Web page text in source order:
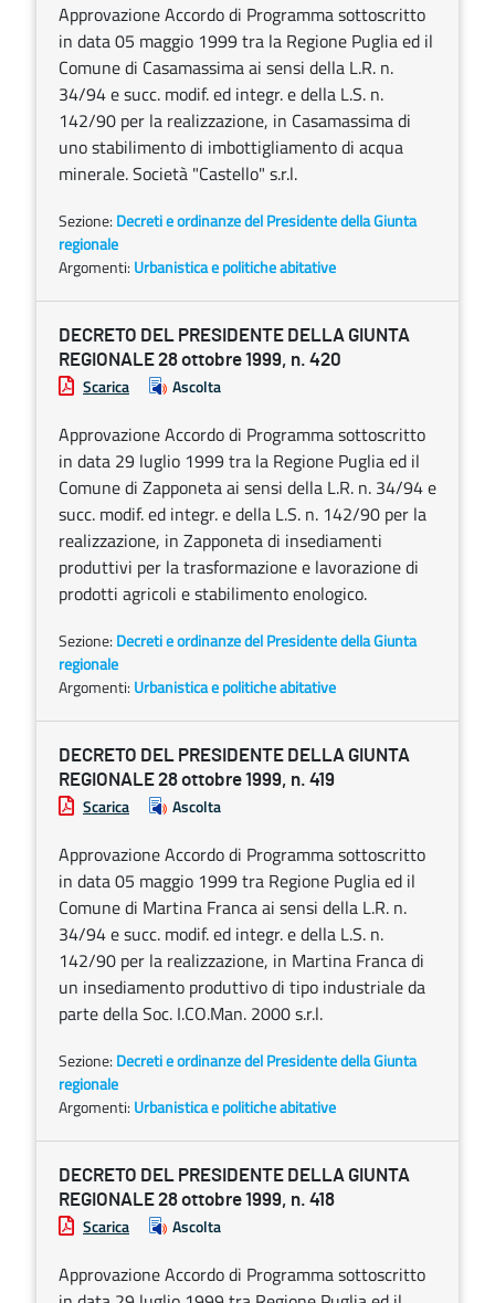
Approvazione Accordo di Programma sottoscritto
in data 05 maggio 1999 tra la Regione Puglia ed il
Comune di Casamassima ai sensi della L.R. n.
34/94 e succ. modif. ed integr. e della L.S. n.
142/90 per la realizzazione, in Casamassima di
uno stabilimento di imbottigliamento di acqua
minerale. Società "Castello" s.r.l.
Sezione: Decreti e ordinanze del Presidente della Giunta
regionale
Argomenti: Urbanistica e politiche abitative
DECRETO DEL PRESIDENTE DELLA GIUNTA
REGIONALE 28 ottobre 1999, n. 420
Scarica Ascolta
Approvazione Accordo di Programma sottoscritto
in data 29 luglio 1999 tra la Regione Puglia ed il
Comune di Zapponeta ai sensi della L.R. n. 34/94 e
succ. modif. ed integr. e della L.S. n. 142/90 per la
realizzazione, in Zapponeta di insediamenti
produttivi per la trasformazione e lavorazione di
prodotti agricoli e stabilimento enologico.
Sezione: Decreti e ordinanze del Presidente della Giunta
regionale
Argomenti: Urbanistica e politiche abitative
DECRETO DEL PRESIDENTE DELLA GIUNTA
REGIONALE 28 ottobre 1999, n. 419
Scarica Ascolta
Approvazione Accordo di Programma sottoscritto
in data 05 maggio 1999 tra Regione Puglia ed il
Comune di Martina Franca ai sensi della L.R. n.
34/94 e succ. modif. ed integr. e della L.S. n.
142/90 per la realizzazione, in Martina Franca di
un insediamento produttivo di tipo industriale da
parte della Soc. I.CO.Man. 2000 s.r.l.
Sezione: Decreti e ordinanze del Presidente della Giunta
regionale
Argomenti: Urbanistica e politiche abitative
DECRETO DEL PRESIDENTE DELLA GIUNTA
REGIONALE 28 ottobre 1999, n. 418
Scarica Ascolta
Approvazione Accordo di Programma sottoscritto